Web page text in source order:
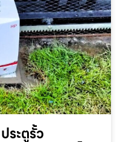
ระตูรั้ว